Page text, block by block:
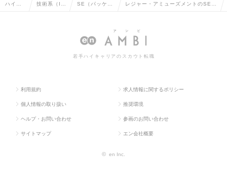
ハイク 技術系（I SE（パッケー
ェア系）
レジャー・アミューズメントのSE
転職・求人情報一覧
若手ハイキャリアのスカウト転職
利用規約 求人情報に関するポリシー
個人情報の取り扱い 推奨環境
ヘルプ・お問い合わせ 参画のお問い合わせ
サイトマップ エン会社概要
© en Inc.